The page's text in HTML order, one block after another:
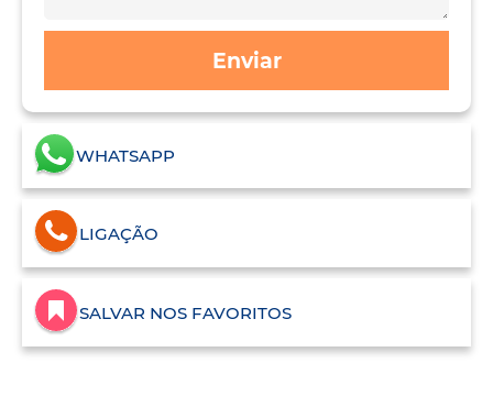
Enviar
WHATSAPP
LIGAÇÃO
SALVAR NOS FAVORITOS